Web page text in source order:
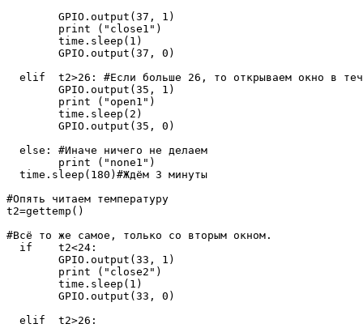
        GPIO.output(37, 1)
        print ("close1")
        time.sleep(1)
        GPIO.output(37, 0)
elif  t2>26: #Если больше 26, то открываем окно в
        GPIO.output(35, 1)
        print ("open1")
        time.sleep(2)
        GPIO.output(35, 0)
  else: #Иначе ничего не делаем
        print ("none1")
  time.sleep(180)#Ждём 3 минуты
#Опять читаем температуру
t2=gettemp()
#Всё то же самое, только со вторым окном.
  if    t2<24:
        GPIO.output(33, 1)
        print ("close2")
        time.sleep(1)
        GPIO.output(33, 0)
  elif  t2>26: